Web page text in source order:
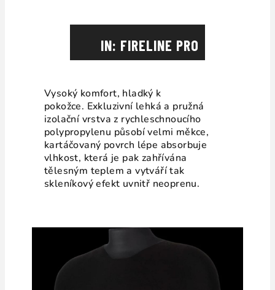
IN: FIRELINE PRO
Vysoký komfort, hladký k
pokožce. Exkluzivní lehká a pružná
izolační vrstva z rychleschnoucího
polypropylenu působí velmi měkce,
kartáčovaný povrch lépe absorbuje
vlhkost, která je pak zahřívána
tělesným teplem a vytváří tak
skleníkový efekt uvnitř neoprenu.